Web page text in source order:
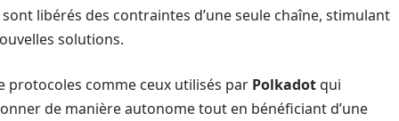
libérés des contraintes d’une seule chaîne, stimulant
solutions.
protocoles comme ceux utilisés par Polkadotqui
de manière autonome tout en bénéficiant d’une